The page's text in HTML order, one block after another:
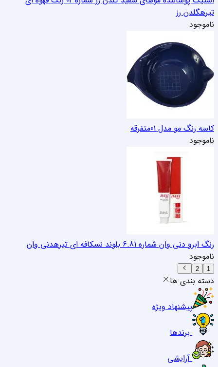
تیرهگلدن رز
ناموجود
کاسه رنگ مو مدل 01 متفرقه
ناموجود
رنگ ابرو دنی وان شماره 6.81 بلوند نسکافه ای تیره
دنی وان
ناموجود
1
2
دسته بندی ها
پیشنهاد ویژه
برندها
آرایشی